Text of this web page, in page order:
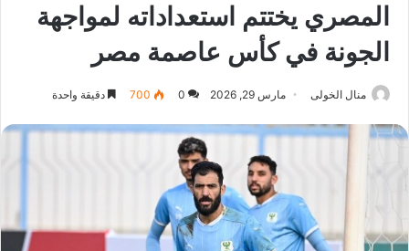
المصري يختتم استعداداته لمواجهة
الجونة في كأس عاصمة مصر
منال الخولى مارس 29, 2026 0
700 دقيقة واحدة